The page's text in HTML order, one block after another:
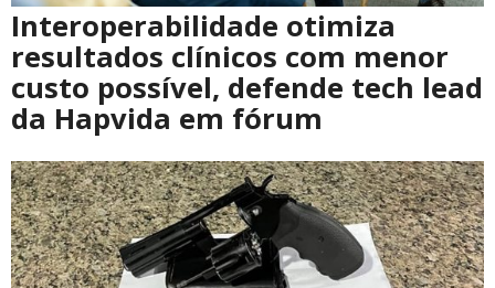
Interoperabilidade otimiza
resultados clínicos com menor
custo possível, defende tech lead
da Hapvida em fórum